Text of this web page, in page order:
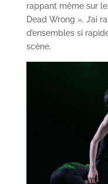
rappant même sur
Dead Wrong ». J’ai
d’ensembles si
scène.